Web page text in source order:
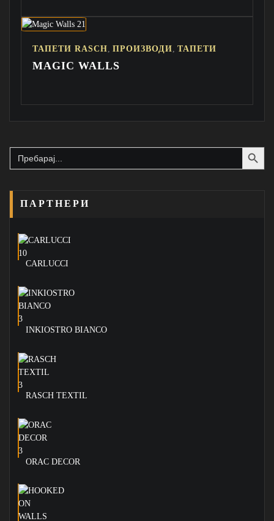
ТАПЕТИ RASCH ПРОИЗВОДИ ТАПЕТИ
MAGIC WALLS
Search
for:
Search Button
ПАРТНЕРИ
CARLUCCI
INKIOSTRO BIANCO
RASCH TEXTIL
ORAC DECOR